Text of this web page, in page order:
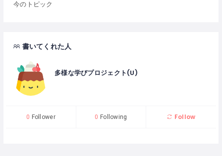
今のトピック
書いてくれた人
多様な学びプロジェクト(U)
0 Follower 0 Following Follow